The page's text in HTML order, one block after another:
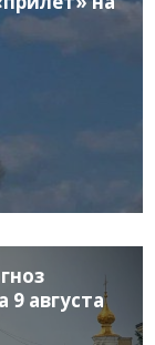
9 августа